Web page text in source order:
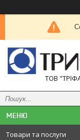
ТОВ
Товари та послуги